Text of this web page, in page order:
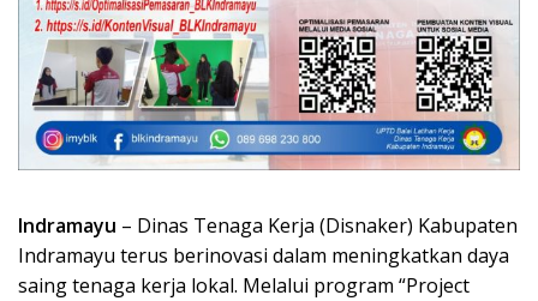
Indramayu – Dinas Tenaga Kerja (Disnaker) Kabupaten
Indramayu terus berinovasi dalam meningkatkan daya
saing tenaga kerja lokal. Melalui program “Project